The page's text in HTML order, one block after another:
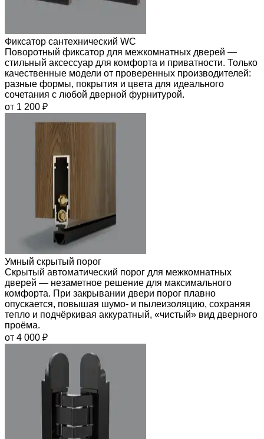
Фиксатор сантехнический WC
Поворотный фиксатор для межкомнатных дверей —
стильный аксессуар для комфорта и приватности. Только
качественные модели от проверенных производителей:
разные формы, покрытия и цвета для идеального
сочетания с любой дверной фурнитурой.
от 1 200 ₽
Умный скрытый порог
Скрытый автоматический порог для межкомнатных
дверей — незаметное решение для максимального
комфорта. При закрывании двери порог плавно
опускается, повышая шумо- и пылеизоляцию, сохраняя
тепло и подчёркивая аккуратный, «чистый» вид дверного
проёма.
от 4 000 ₽